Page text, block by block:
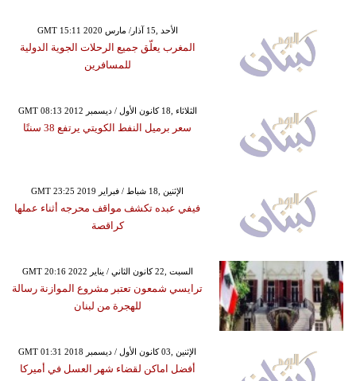
GMT 15:11 2020 الأحد ,15 آذار/ مارس
المغرب يعلّق جميع الرحلات الجوية الدولية
للمسافرين
GMT 08:13 2012 الثلاثاء ,18 كانون الأول / ديسمبر
سعر برميل النفط الكويتي يرتفع 38 سنتًا
GMT 23:25 2019 الإثنين ,18 شباط / فبراير
فيفي عبده تكشف مواقف محرجه أثناء عملها
كراقصة
GMT 20:16 2022 السبت ,22 كانون الثاني / يناير
ترايسي شمعون تعتبر مشروع الموازنة رسالة
للهجرة من لبنان
GMT 01:31 2018 الإثنين ,03 كانون الأول / ديسمبر
أفضل اماكن لقضاء شهر العسل في أميركا